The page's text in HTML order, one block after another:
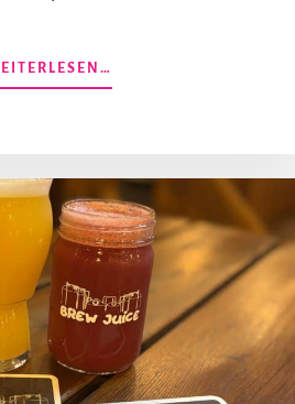
UND
EIN
GUIDE
ZUR
LEGENDÄREN
ŽATECKÁ
DOČESNÁ